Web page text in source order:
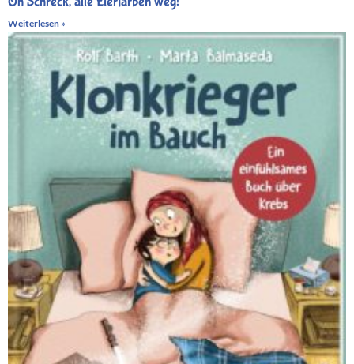
Weiterlesen »